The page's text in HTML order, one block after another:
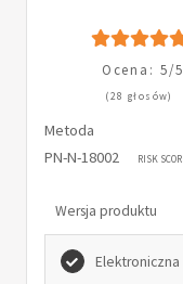
Ocena: 5/5
(28 głosów)
Metoda
PN-N-18002
RISK
Wersja produktu